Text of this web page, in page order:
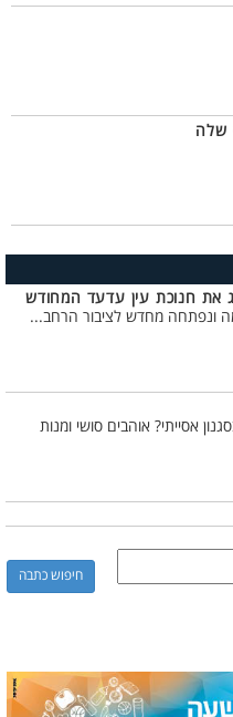
שלה
את חנוכת עין עדעד המחודש
ונפתחה מחדש לציבור הרחב...
אסייתי? אוהבים סושי ומנות